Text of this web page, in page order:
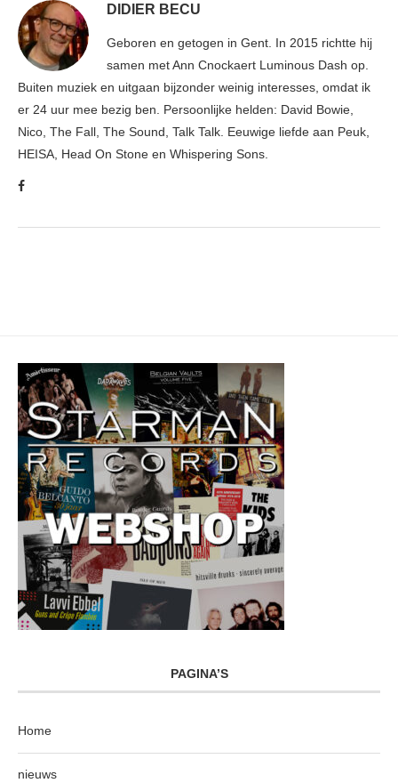
DIDIER BECU
Geboren en getogen in Gent. In 2015 richtte hij
samen met Ann Cnockaert Luminous Dash op.
Buiten muziek en uitgaan bijzonder weinig interesses, omdat ik
er 24 uur mee bezig ben. Persoonlijke helden: David Bowie,
Nico, The Fall, The Sound, Talk Talk. Eeuwige liefde aan Peuk,
HEISA, Head On Stone en Whispering Sons.
PAGINA’S
Home
nieuws